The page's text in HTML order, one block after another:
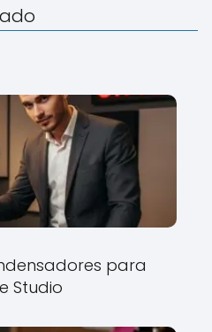
para
Studio